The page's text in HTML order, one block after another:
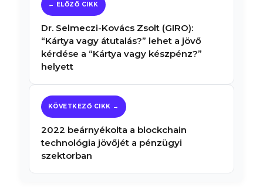
Dr. Selmeczi-Kovács Zsolt (GIRO):
“Kártya vagy átutalás?” lehet a jövő
kérdése a “Kártya vagy készpénz?”
helyett
2022 beárnyékolta a blockchain
technológia jövőjét a pénzügyi
szektorban